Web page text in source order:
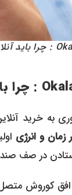
خرید
و انرژی
در صف
افق کوروش